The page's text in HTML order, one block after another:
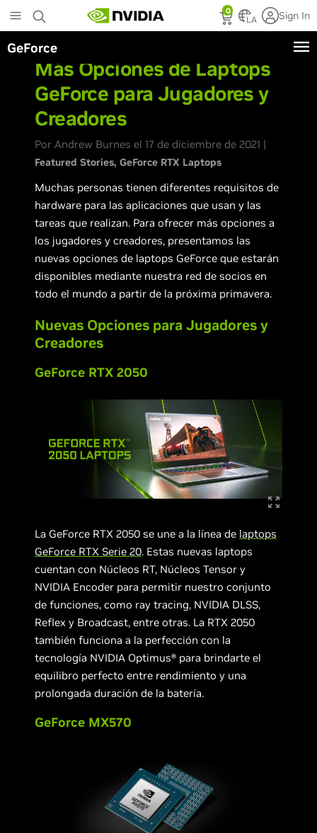
to
main
content
0
LA Sign In
GeForce
Más Opciones de Laptops
GeForce para Jugadores y
Creadores
Por Andrew Burnes el 17 de diciembre de 2021 |
Featured Stories GeForce RTX Laptops
Muchas personas tienen diferentes requisitos de
hardware para las aplicaciones que usan y las
tareas que realizan. Para ofrecer más opciones a
los jugadores y creadores, presentamos las
nuevas opciones de laptops GeForce que estarán
disponibles mediante nuestra red de socios en
todo el mundo a partir de la próxima primavera.
Nuevas Opciones para Jugadores y
Creadores
GeForce RTX 2050
La GeForce RTX 2050 se une a la línea de laptops
GeForce RTX Serie 20. Estas nuevas laptops
cuentan con Núcleos RT, Núcleos Tensor y
NVIDIA Encoder para permitir nuestro conjunto
de funciones, como ray tracing, NVIDIA DLSS,
Reflex y Broadcast, entre otras. La RTX 2050
también funciona a la perfección con la
tecnología NVIDIA Optimus® para brindarte el
equilibro perfecto entre rendimiento y una
prolongada duración de la batería.
GeForce MX570